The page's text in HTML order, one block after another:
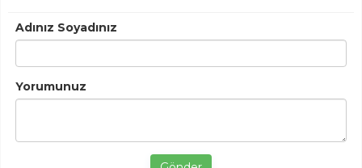
Adınız Soyadınız
Yorumunuz